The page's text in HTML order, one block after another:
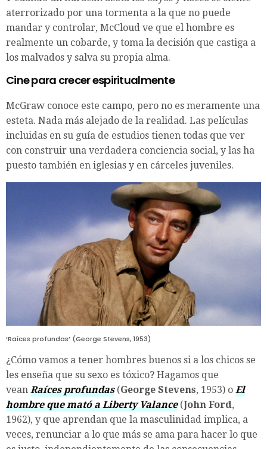
aterrorizado por una tormenta a la que no puede
mandar y controlar, McCloud ve que el hombre es
realmente un cobarde, y toma la decisión que castiga a
los malvados y salva su propia alma.
Cine para crecer espiritualmente
McGraw conoce este campo, pero no es meramente una
esteta. Nada más alejado de la realidad. Las películas
incluidas en su guía de estudios tienen todas que ver
con construir una verdadera conciencia social, y las ha
puesto también en iglesias y en cárceles juveniles.
‘Raíces profundas’ (George Stevens, 1953)
¿Cómo vamos a tener hombres buenos si a los chicos se
les enseña que su sexo es tóxico? Hagamos que
vean Raíces profundas (George Stevens, 1953) o El
hombre que mató a Liberty Valance(John Ford,
1962), y que aprendan que la masculinidad implica, a
veces, renunciar a lo que más se ama para hacer lo que